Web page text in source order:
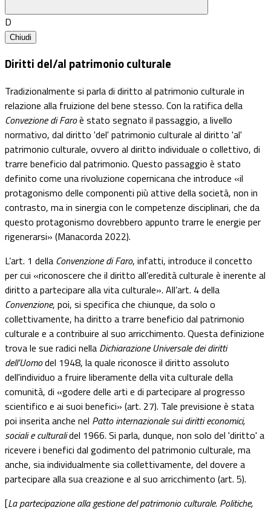
D
Chiudi
Diritti del/al patrimonio culturale
Tradizionalmente si parla di diritto al patrimonio culturale in
relazione alla fruizione del bene stesso. Con la ratifica della
Convezione di Faroè stato segnato il passaggio, a livello
normativo, dal diritto 'del' patrimonio culturale al diritto 'al'
patrimonio culturale, ovvero al diritto individuale o collettivo, di
trarre beneficio dal patrimonio. Questo passaggio è stato
definito come una rivoluzione copernicana che introduce «il
protagonismo delle componenti più attive della società, non in
contrasto, ma in sinergia con le competenze disciplinari, che da
questo protagonismo dovrebbero appunto trarre le energie per
rigenerarsi» (Manacorda 2022).
L’art. 1 della Convenzione di Faro, infatti, introduce il concetto
per cui «riconoscere che il diritto all’eredità culturale è inerente al
diritto a partecipare alla vita culturale». All’art. 4 della
Convenzione, poi, si specifica che chiunque, da solo o
collettivamente, ha diritto a trarre beneficio dal patrimonio
culturale e a contribuire al suo arricchimento. Questa definizione
trova le sue radici nella Dichiarazione Universale dei diritti
dell’Uomodel 1948, la quale riconosce il diritto assoluto
dell'individuo a fruire liberamente della vita culturale della
comunità, di «godere delle arti e di partecipare al progresso
scientifico e ai suoi benefici» (art. 27). Tale previsione è stata
poi inserita anche nel Patto internazionale sui diritti economici,
sociali e culturalidel 1966. Si parla, dunque, non solo del 'diritto' a
ricevere i benefici dal godimento del patrimonio culturale, ma
anche, sia individualmente sia collettivamente, del dovere a
partecipare alla sua creazione e al suo arricchimento (art. 5).
[La partecipazione alla gestione del patrimonio culturale. Politiche,